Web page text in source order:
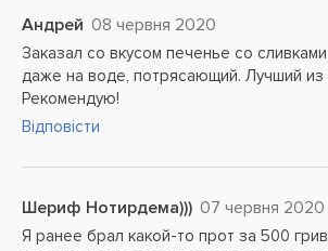
Андрей 08 червня 2020
Заказал со вкусом печенье со
даже на воде, потрясающий. Лучший из
Рекомендую!
Відповісти
Шериф Нотирдема))) 07 червня 2020
Я ранее брал какой-то прот за 500